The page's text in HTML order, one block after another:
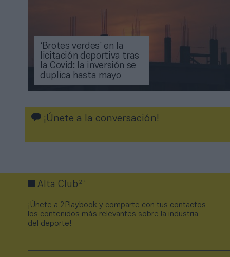
‘Brotes verdes’ en la
licitación deportiva tras
la Covid: la inversión se
duplica hasta mayo
¡Únete a la conversación!
Alta Club2P
¡Únete a 2Playbook y comparte con tus contactos
los contenidos más relevantes sobre la industria
del deporte!